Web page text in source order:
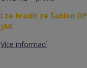
Lze hradit ze Šablon OP
JAK
Více informací